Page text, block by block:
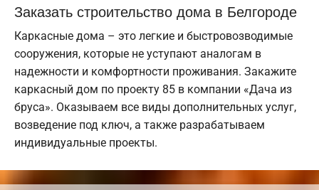
Заказать строительство дома в Белгороде
Каркасные дома – это легкие и быстровозводимые
сооружения, которые не уступают аналогам в
надежности и комфортности проживания. Закажите
каркасный дом по проекту 85 в компании «Дача из
бруса». Оказываем все виды дополнительных услуг,
возведение под ключ, а также разрабатываем
индивидуальные проекты.